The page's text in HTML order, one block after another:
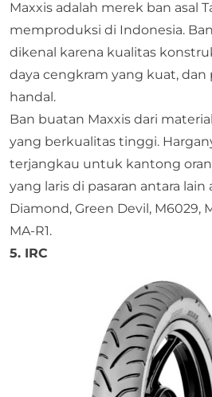
Maxxis adalah merek ban asal
memproduksi di Indonesia.
dikenal karena kualitas
daya cengkram yang kuat, dan
handal.
Ban buatan Maxxis dari
yang berkualitas tinggi.
terjangkau untuk kantong
yang laris di pasaran antara lain
Diamond, Green Devil, M6029,
MA-R1.
5. IRC